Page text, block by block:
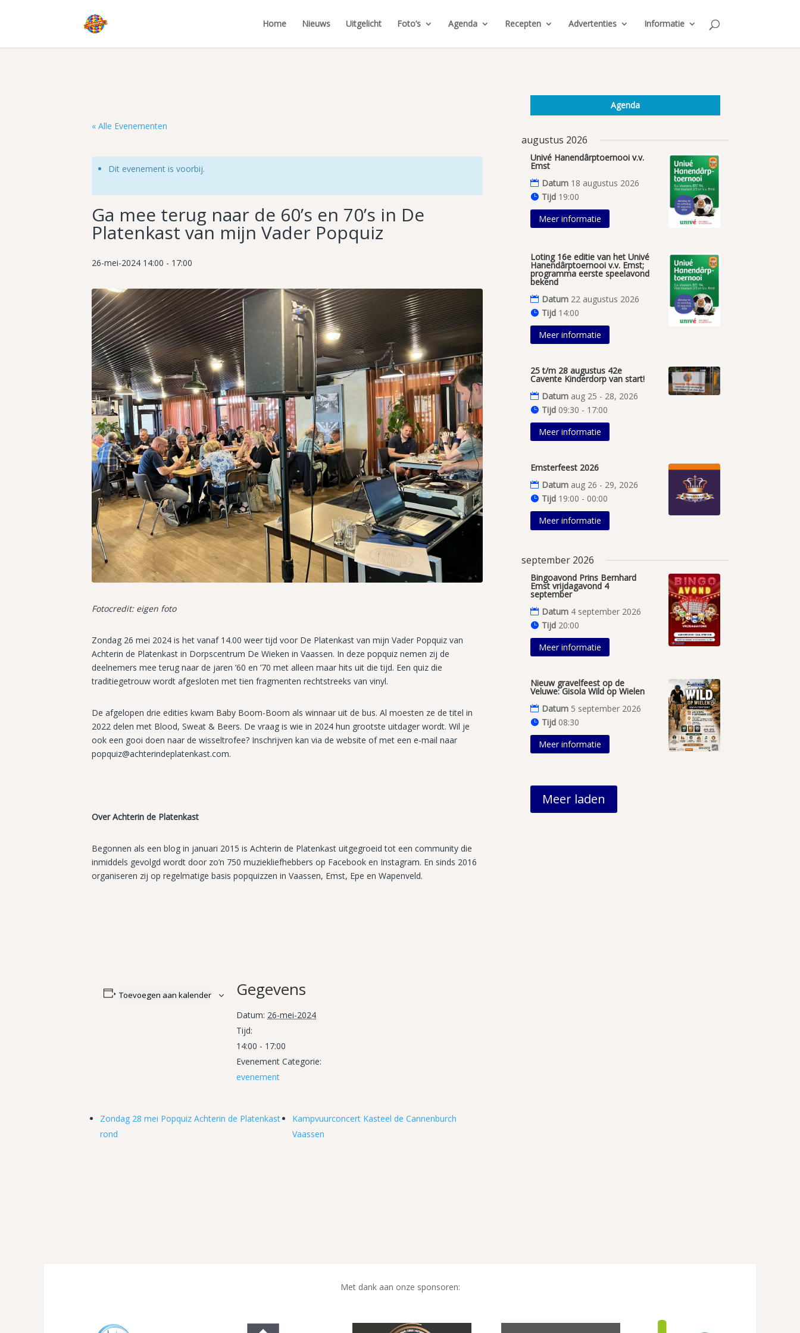
Home Nieuws Uitgelicht Foto’s Agenda Recepten Advertenties Informatie
« Alle Evenementen
Dit evenement is voorbij.
Ga mee terug naar de 60’s en 70’s in De
Platenkast van mijn Vader Popquiz
26-mei-2024 14:00 - 17:00
Fotocredit: eigen foto
Zondag 26 mei 2024 is het vanaf 14.00 weer tijd voor De Platenkast van mijn Vader Popquiz van
Achterin de Platenkast in Dorpscentrum De Wieken in Vaassen. In deze popquiz nemen zij de
deelnemers mee terug naar de jaren ’60 en ’70 met alleen maar hits uit die tijd. Een quiz die
traditiegetrouw wordt afgesloten met tien fragmenten rechtstreeks van vinyl.
De afgelopen drie edities kwam Baby Boom-Boom als winnaar uit de bus. Al moesten ze de titel in
2022 delen met Blood, Sweat & Beers. De vraag is wie in 2024 hun grootste uitdager wordt. Wil je
ook een gooi doen naar de wisseltrofee? Inschrijven kan via de website of met een e-mail naar
popquiz@achterindeplatenkast.com.
Over Achterin de Platenkast
Begonnen als een blog in januari 2015 is Achterin de Platenkast uitgegroeid tot een community die
inmiddels gevolgd wordt door zo’n 750 muziekliefhebbers op Facebook en Instagram. En sinds 2016
organiseren zij op regelmatige basis popquizzen in Vaassen, Emst, Epe en Wapenveld.
Toevoegen aan kalender Gegevens
Datum: 26-mei-2024
Tijd:
14:00 - 17:00
Evenement Categorie:
evenement
Zondag 28 mei Popquiz Achterin de Platenkast
rond
Kampvuurconcert Kasteel de Cannenburch
Vaassen
Agenda
augustus 2026
Univé Hanendârptoernooi v.v.
Emst
Datum 18 augustus 2026
Tijd 19:00
Meer informatie
Loting 16e editie van het Univé
Hanendârptoernooi v.v. Emst;
programma eerste speelavond
bekend
Datum 22 augustus 2026
Tijd 14:00
Meer informatie
25 t/m 28 augustus 42e
Cavente Kinderdorp van start!
Datum aug 25 - 28, 2026
Tijd 09:30 - 17:00
Meer informatie
Emsterfeest 2026
Datum aug 26 - 29, 2026
Tijd 19:00 - 00:00
Meer informatie
september 2026
Bingoavond Prins Bernhard
Emst vrijdagavond 4
september
Datum 4 september 2026
Tijd 20:00
Meer informatie
Nieuw gravelfeest op de
Veluwe: Gisola Wild op Wielen
Datum 5 september 2026
Tijd 08:30
Meer informatie
Meer laden
Met dank aan onze sponsoren: